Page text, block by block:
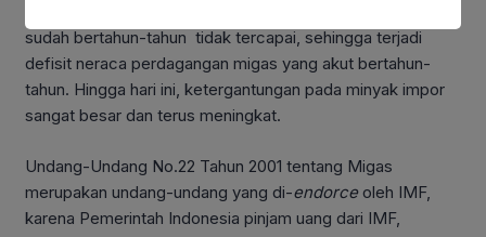
sudah bertahun-tahun tidak tercapai, sehingga terjadi
defisit neraca perdagangan migas yang akut bertahun-
tahun. Hingga hari ini, ketergantungan pada minyak impor
sangat besar dan terus meningkat.
Undang-Undang No.22 Tahun 2001 tentang Migas
merupakan undang-undang yang di-endorceoleh IMF,
karena Pemerintah Indonesia pinjam uang dari IMF,